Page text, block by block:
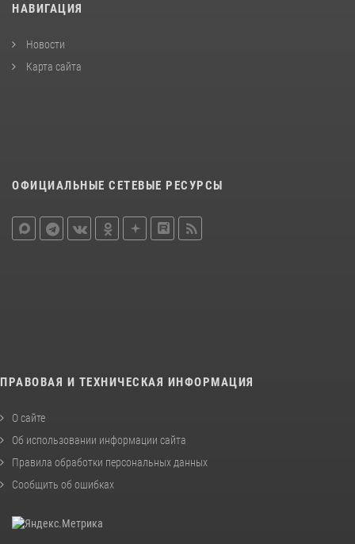
НАВИГАЦИЯ
Новости
Карта сайта
ОФИЦИАЛЬНЫЕ СЕТЕВЫЕ РЕСУРСЫ
ПРАВОВАЯ И ТЕХНИЧЕСКАЯ ИНФОРМАЦИЯ
О сайте
Об использовании информации сайта
Правила обработки персональных данных
Сообщить об ошибках